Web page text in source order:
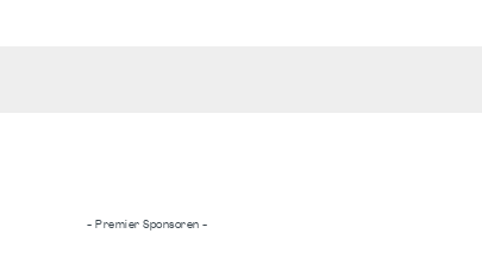
- Premier Sponsoren -